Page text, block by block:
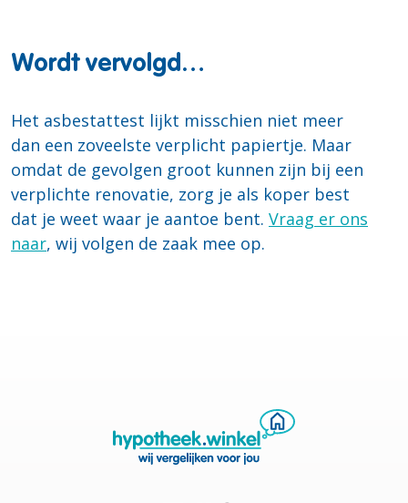
Wordt vervolgd…
Het asbestattest lijkt misschien niet meer
dan een zoveelste verplicht papiertje. Maar
omdat de gevolgen groot kunnen zijn bij een
verplichte renovatie, zorg je als koper best
dat je weet waar je aantoe bent. Vraag er ons
naar, wij volgen de zaak mee op.